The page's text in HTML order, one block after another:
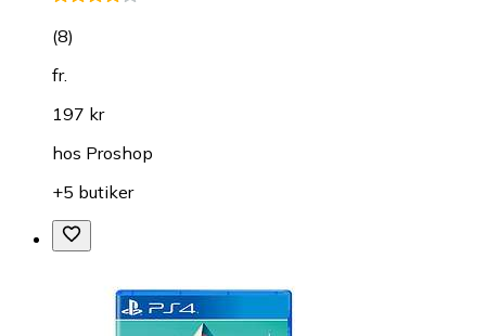
(8)
fr.
197 kr
hos Proshop
+5 butiker